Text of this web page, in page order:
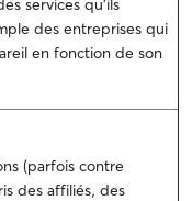
services qu'ils
des entreprises qui
en fonction de son
(parfois contre
des affiliés, des